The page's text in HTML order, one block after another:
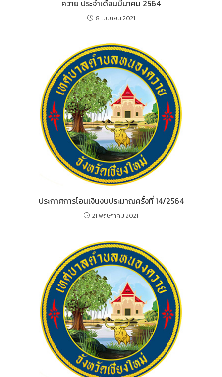
ควาย ประจำเดือนมีนาคม 2564
8 เมษายน 2021
ประกาศการโอนเงินงบประมาณครั้งที่ 14/2564
21 พฤษภาคม 2021